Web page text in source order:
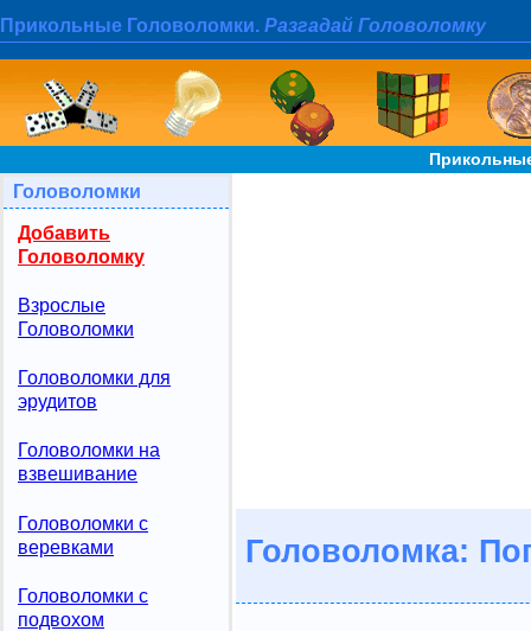
Прикольные Головоломки. Разгадай Головоломку
Головоломки
Добавить
Головоломку
Взрослые
Головоломки
Головоломки для
эрудитов
Головоломки на
взвешивание
Головоломки с
веревками
Головоломки с
подвохом
Головоломка: